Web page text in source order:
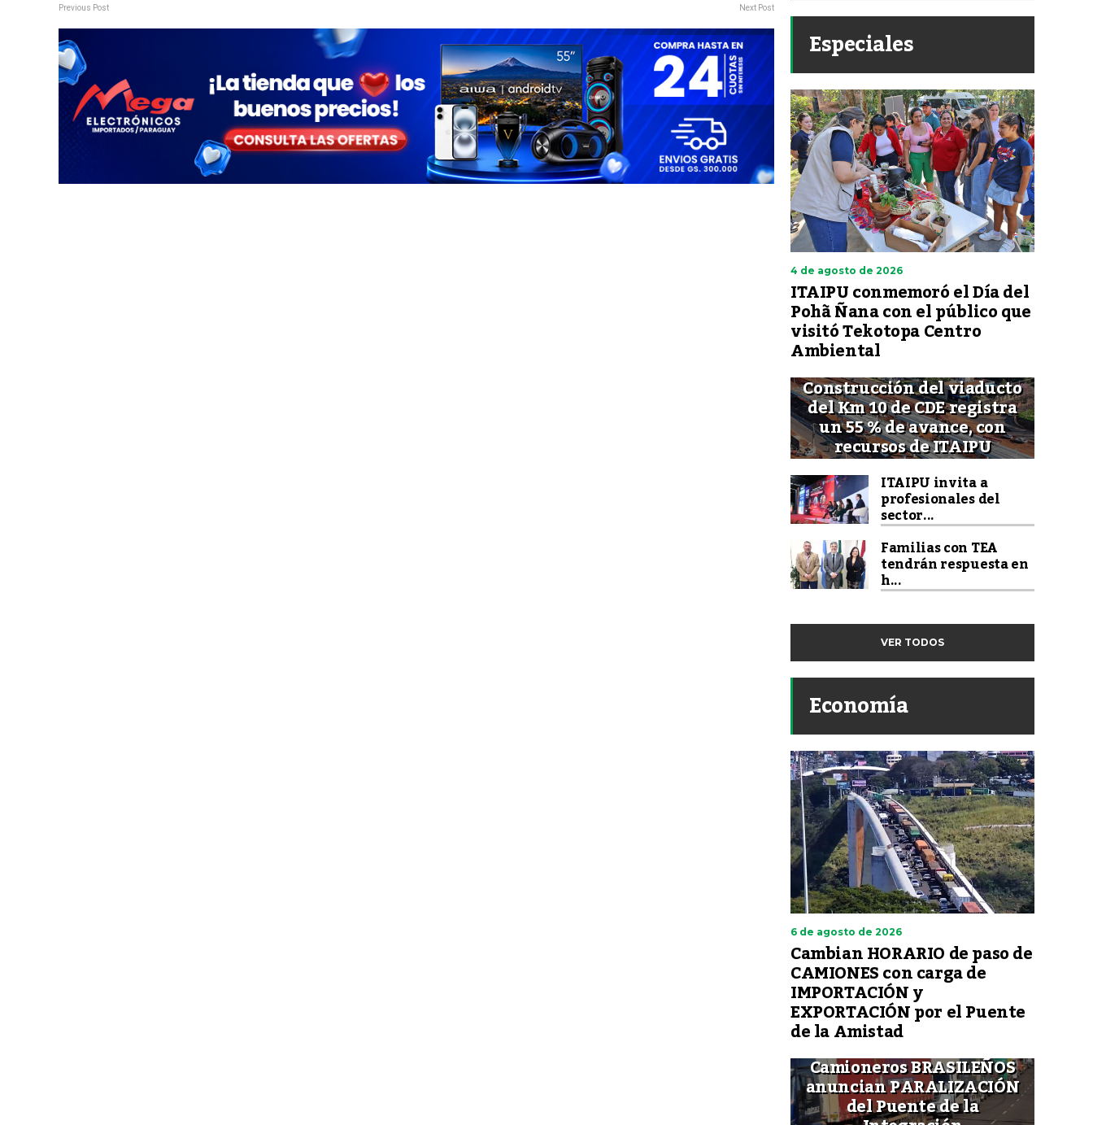
Previous Post Next Post
Especiales
4 de agosto de 2026
ITAIPU conmemoró el Día del
Pohã Ñana con el público que
visitó Tekotopa Centro
Ambiental
Construcción del viaducto
del Km 10 de CDE registra
un 55 % de avance, con
recursos de ITAIPU
ITAIPU invita a
profesionales del
sector...
Familias con TEA
tendrán respuesta en
h...
VER TODOS
Economía
6 de agosto de 2026
Cambian HORARIO de paso de
CAMIONES con carga de
IMPORTACIÓN y
EXPORTACIÓN por el Puente
de la Amistad
Camioneros BRASILEÑOS
anuncian PARALIZACIÓN
del Puente de la